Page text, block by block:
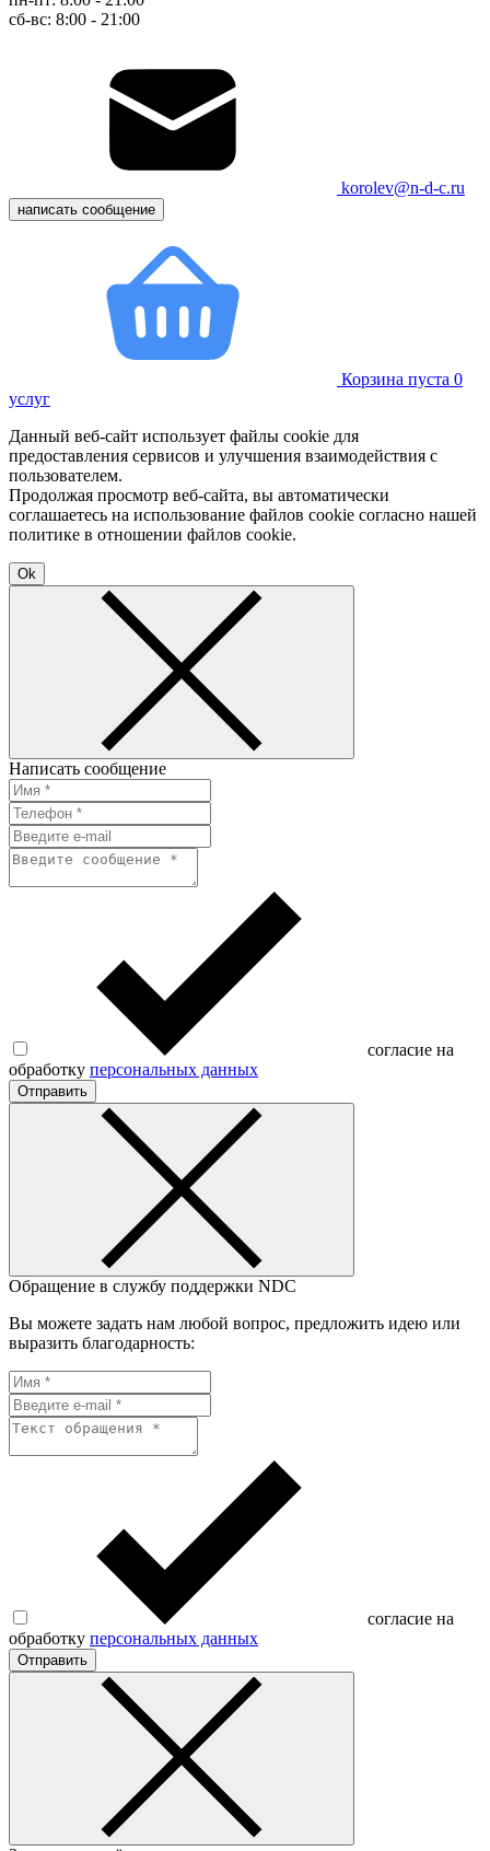
сб-вс: 8:00 - 21:00
korolev@n-d-c.ru
написать сообщение
Корзина пуста 0
услуг
Данный веб-сайт использует файлы cookie для
предоставления сервисов и улучшения взаимодействия с
пользователем.
Продолжая просмотр веб-сайта, вы автоматически
соглашаетесь на использование файлов cookie согласно нашей
политике в отношении файлов cookie.
Ok
Написать сообщение
согласие на
обработку персональных данных
Отправить
Обращение в службу поддержки NDC
Вы можете задать нам любой вопрос, предложить идею или
выразить благодарность:
согласие на
обработку персональных данных
Отправить